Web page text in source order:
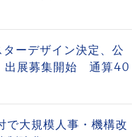
ーデザイン決定、公
出展募集開始 通算40
で大規模人事・機構改